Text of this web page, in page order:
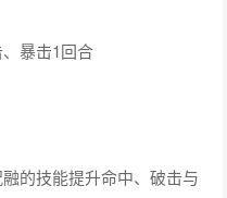
暴击1回合
的技能提升命中、破击与